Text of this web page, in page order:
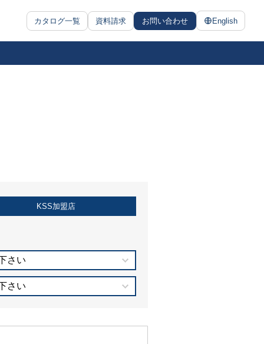
カタログ一覧 資料請求 お問い合わせ English
KSS加盟店
さい
さい